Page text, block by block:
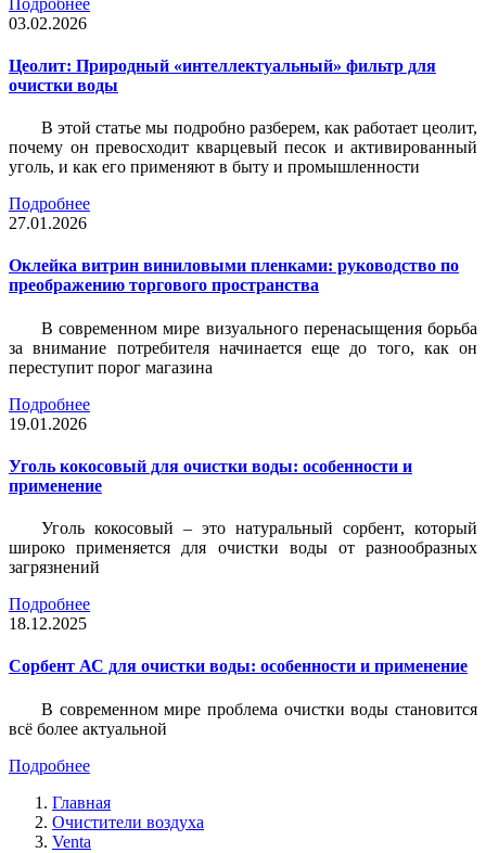
03.02.2026
Цеолит: Природный «интеллектуальный» фильтр для
очистки воды
В этой статье мы подробно разберем, как работает цеолит,
почему он превосходит кварцевый песок и активированный
уголь, и как его применяют в быту и промышленности
Подробнее
27.01.2026
Оклейка витрин виниловыми пленками: руководство по
преображению торгового пространства
В современном мире визуального перенасыщения борьба
за внимание потребителя начинается еще до того, как он
переступит порог магазина
Подробнее
19.01.2026
Уголь кокосовый для очистки воды: особенности и
применение
Уголь кокосовый – это натуральный сорбент, который
широко применяется для очистки воды от разнообразных
загрязнений
Подробнее
18.12.2025
Сорбент АС для очистки воды: особенности и применение
В современном мире проблема очистки воды становится
всё более актуальной
Подробнее
Главная
Очистители воздуха
Venta